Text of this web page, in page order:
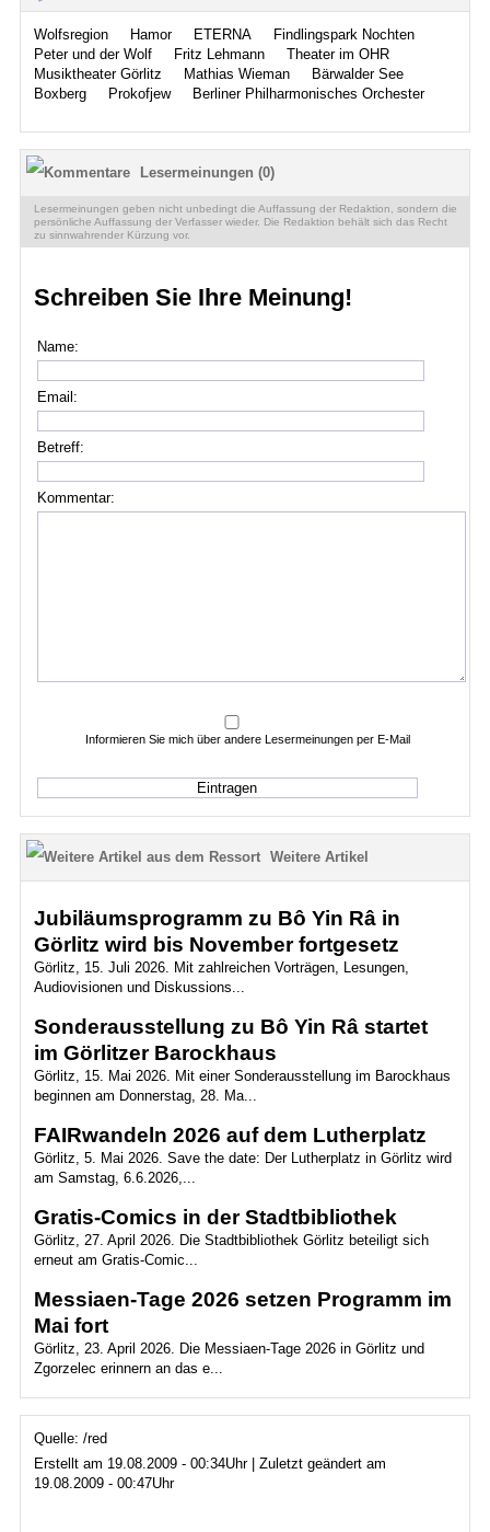
Wolfsregion Hamor ETERNA
Findlingspark Nochten
Peter und der Wolf
Fritz Lehmann
Theater im OHR
Musiktheater Görlitz
Mathias Wieman
Bärwalder See
Boxberg
Prokofjew Berliner Philharmonisches Orchester
Lesermeinungen (0)
Lesermeinungen geben nicht unbedingt die Auffassung der Redaktion, sondern die
persönliche Auffassung der Verfasser wieder. Die Redaktion behält sich das Recht
zu sinnwahrender Kürzung vor.
Schreiben Sie Ihre Meinung!
Name:
Email:
Betreff:
Kommentar:
Informieren Sie mich über andere Lesermeinungen per E-Mail
Weitere Artikel
Jubiläumsprogramm zu Bô Yin Râ in
Görlitz wird bis November fortgesetz
Görlitz, 15. Juli 2026. Mit zahlreichen Vorträgen, Lesungen,
Audiovisionen und Diskussions...
Sonderausstellung zu Bô Yin Râ startet
im Görlitzer Barockhaus
Görlitz, 15. Mai 2026. Mit einer Sonderausstellung im Barockhaus
beginnen am Donnerstag, 28. Ma...
FAIRwandeln 2026 auf dem Lutherplatz
Görlitz, 5. Mai 2026. Save the date: Der Lutherplatz in Görlitz wird
am Samstag, 6.6.2026,...
Gratis-Comics in der Stadtbibliothek
Görlitz, 27. April 2026. Die Stadtbibliothek Görlitz beteiligt sich
erneut am Gratis-Comic...
Messiaen-Tage 2026 setzen Programm im
Mai fort
Görlitz, 23. April 2026. Die Messiaen-Tage 2026 in Görlitz und
Zgorzelec erinnern an das e...
Quelle: /red
Erstellt am 19.08.2009 - 00:34Uhr | Zuletzt geändert am
19.08.2009 - 00:47Uhr